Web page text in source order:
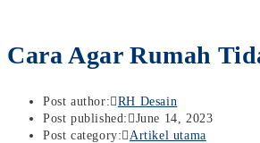
Cara Agar Rumah
Post author:
RH Desain
Post published:
June 14, 2023
Post category:
Artikel utama